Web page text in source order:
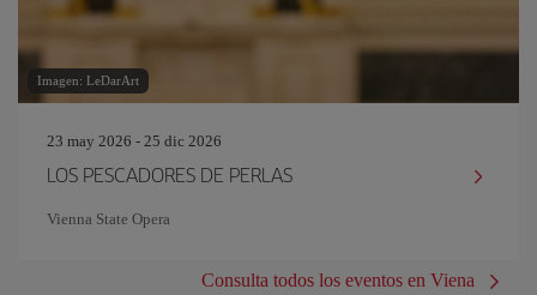
Imagen: LeDarArt
23 may 2026 - 25 dic 2026
LOS PESCADORES DE PERLAS
Vienna State Opera
Consulta todos los eventos en Viena